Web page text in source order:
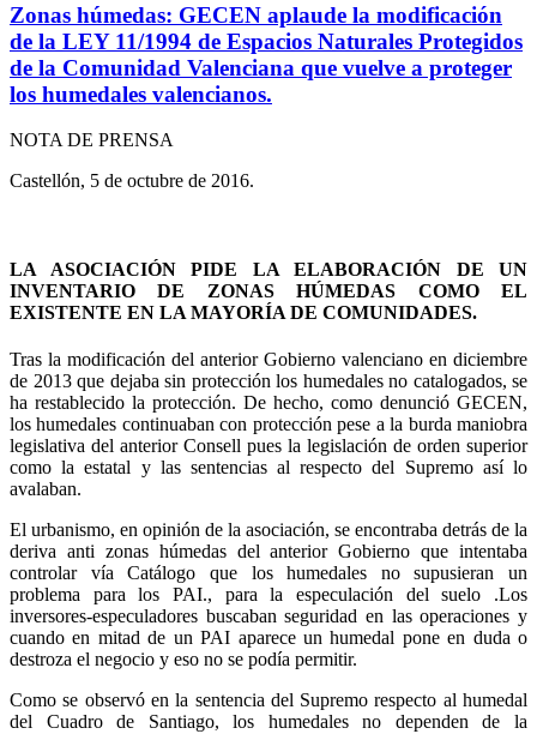
Zonas húmedas: GECEN aplaude la modificación
de la LEY 11/1994 de Espacios Naturales Protegidos
de la Comunidad Valenciana que vuelve a proteger
los humedales valencianos.
NOTA DE PRENSA
Castellón, 5 de octubre de 2016.
LA ASOCIACIÓN PIDE LA ELABORACIÓN DE UN
INVENTARIO DE ZONAS HÚMEDAS COMO EL
EXISTENTE EN LA MAYORÍA DE COMUNIDADES.
Tras la modificación del anterior Gobierno valenciano en diciembre
de 2013 que dejaba sin protección los humedales no catalogados, se
ha restablecido la protección. De hecho, como denunció GECEN,
los humedales continuaban con protección pese a la burda maniobra
legislativa del anterior Consell pues la legislación de orden superior
como la estatal y las sentencias al respecto del Supremo así lo
avalaban.
El urbanismo, en opinión de la asociación, se encontraba detrás de la
deriva anti zonas húmedas del anterior Gobierno que intentaba
controlar vía Catálogo que los humedales no supusieran un
problema para los PAI., para la especulación del suelo .Los
inversores-especuladores buscaban seguridad en las operaciones y
cuando en mitad de un PAI aparece un humedal pone en duda o
destroza el negocio y eso no se podía permitir.
Como se observó en la sentencia del Supremo respecto al humedal
del Cuadro de Santiago, los humedales no dependen de la